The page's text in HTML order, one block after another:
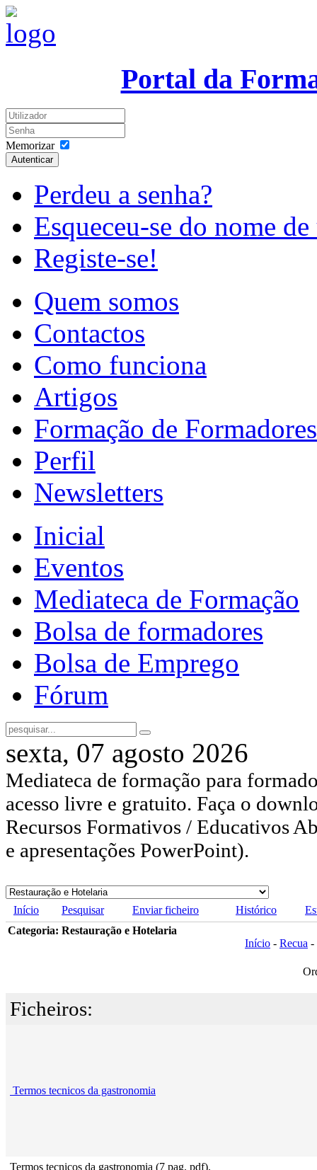
Portal da
Memorizar
Autenticar
Perdeu a senha?
Esqueceu-se do nome
Registe-se!
Quem somos
Contactos
Como funciona
Artigos
Formação de Formadores
Perfil
Newsletters
Inicial
Eventos
Mediateca de Formação
Bolsa de formadores
Bolsa de Emprego
Fórum
sexta, 07 agosto 2026
Mediateca de formação para
acesso livre e gratuito. Faça o
Recursos Formativos / Educativos
e apresentações PowerPoint).
Início Pesquisar Enviar ficheiro Histórico
Categoria: Restauração e Hotelaria
Início - Recua -
Ficheiros:
Termos tecnicos da gastronomia
Termos tecnicos da gastronomia (7 pag. pdf).